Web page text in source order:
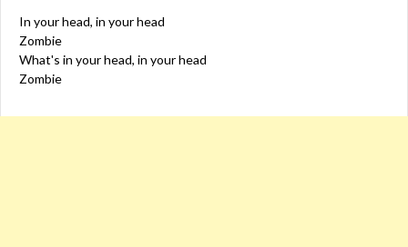
In your head, in your head
Zombie
What's in your head, in your head
Zombie